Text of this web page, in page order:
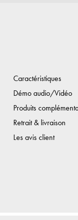
Caractéristiques
Démo audio/Vidéo
Produits
Retrait & livraison
Les avis client